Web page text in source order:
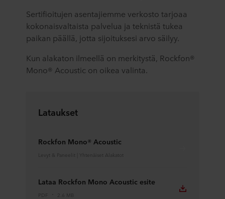
Sertifioitujen asentajiemme verkosto tarjoaa
kokonaisvaltaista palvelua ja teknistä tukea
paikan päällä, jotta sijoituksesi arvo säilyy.
Kun alakaton ilmeellä on merkitystä, Rockfon®
Mono® Acoustic on oikea valinta.
Lataukset
Rockfon Mono® Acoustic
Levyt & Paneelit | Yhtenäiset Alakatot
Lataa Rockfon Mono Acoustic esite
PDF 2.6 MB